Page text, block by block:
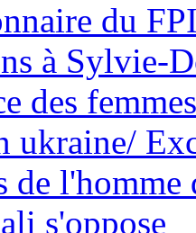
du
à Sylvie-
des
ukraine/
de
s'oppose